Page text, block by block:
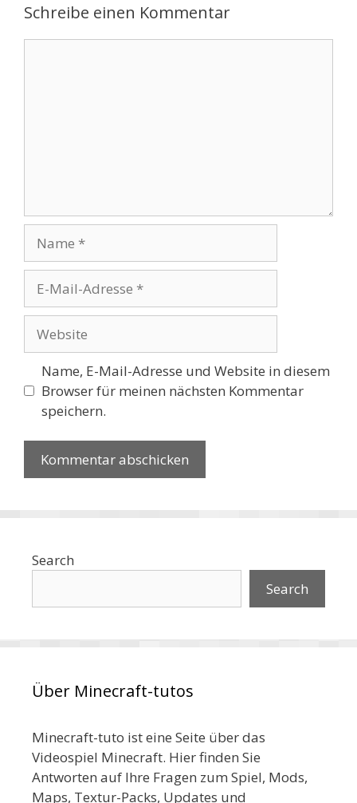
Schreibe einen Kommentar
Mail-
Adresse
Name, E-Mail-Adresse und Website in diesem
Browser für meinen nächsten Kommentar
speichern.
Search
Search
Über Minecraft-tutos
Minecraft-tuto ist eine Seite über das
Videospiel Minecraft. Hier finden Sie
Antworten auf Ihre Fragen zum Spiel, Mods,
Maps, Textur-Packs, Updates und